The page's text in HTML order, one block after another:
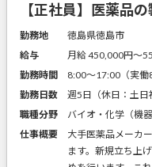
【正社員】医薬品
勤務地
徳島県徳島市
給与
月給 450,000円〜
勤務時間
8:00～17:00（実働8
勤務日数
週5日（休日：土日
職種分野
バイオ・化学（機
仕事概要
大手医薬品メーカ
ます。新規立ち上